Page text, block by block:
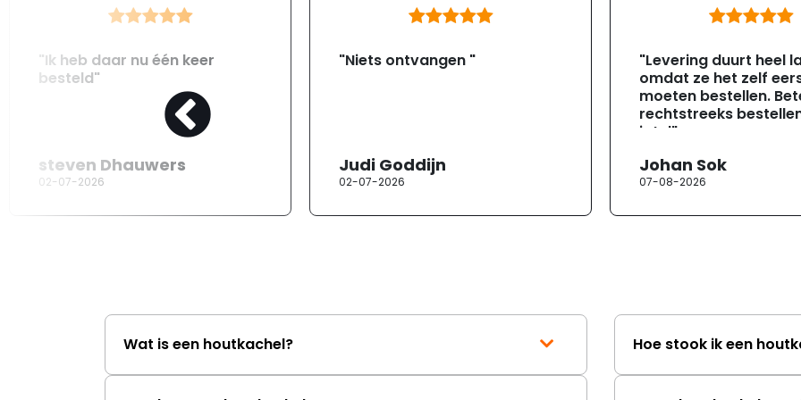
"Ik heb daar nu één keer
besteld"
steven Dhauwers
02-07-2026
"Niets ontvangen "
Judi Goddijn
02-07-2026
"Levering duurt heel
omdat ze het zelf
moeten bestellen.
rechtstreeks
jotul"
Johan Sok
07-08-2026
Wat is een houtkachel? Hoe stook ik een